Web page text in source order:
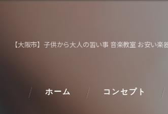
【大阪市】子供から大人の習い事 音楽教室 お安い楽
ホーム コンセプト